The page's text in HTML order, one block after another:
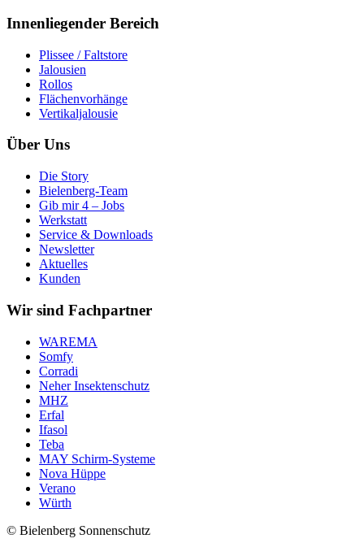
Innenliegender Bereich
Plissee / Faltstore
Jalousien
Rollos
Flächenvorhänge
Vertikaljalousie
Über Uns
Die Story
Bielenberg-Team
Gib mir 4 – Jobs
Werkstatt
Service & Downloads
Newsletter
Aktuelles
Kunden
Wir sind Fachpartner
WAREMA
Somfy
Corradi
Neher Insektenschutz
MHZ
Erfal
Ifasol
Teba
MAY Schirm-Systeme
Nova Hüppe
Verano
Würth
© Bielenberg Sonnenschutz